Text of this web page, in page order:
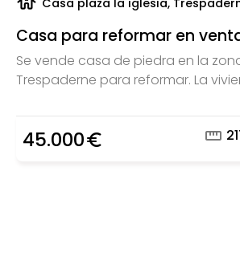
Casa para reformar en
Se vende casa de piedra en la
Trespaderne para reformar. La
45.000euro_symbol straighten